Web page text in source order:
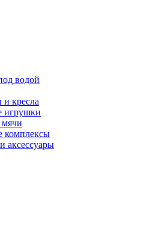
водой
кресла
игрушки
комплексы
аксессуары